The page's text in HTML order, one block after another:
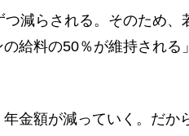
減らされる。そのため、
給料の50％が維持される
金額が減っていく。だか